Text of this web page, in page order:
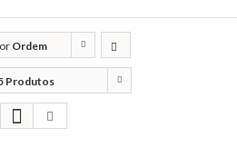
Ordem
Produtos